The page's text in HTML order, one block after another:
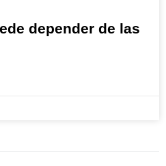
depender de las